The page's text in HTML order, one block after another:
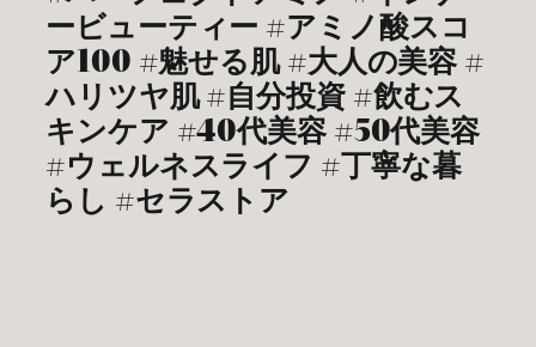
ービューティー #アミノ酸スコ
ア100 #魅せる肌 #大人の美容 #
ハリツヤ肌 #自分投資 #飲むス
キンケア #40代美容 #50代美容
#ウェルネスライフ #丁寧な暮
らし #セラストア